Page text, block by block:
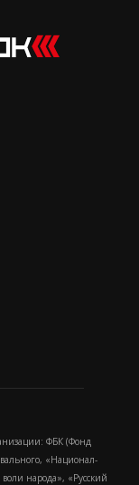
ФБК (Фонд
«Национал-
народа», «Русский